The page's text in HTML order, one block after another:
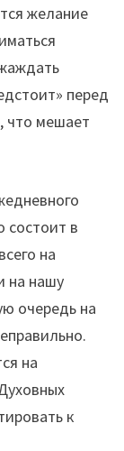
желание
перед
что мешает
состоит в
на
на нашу
очередь на
на
к